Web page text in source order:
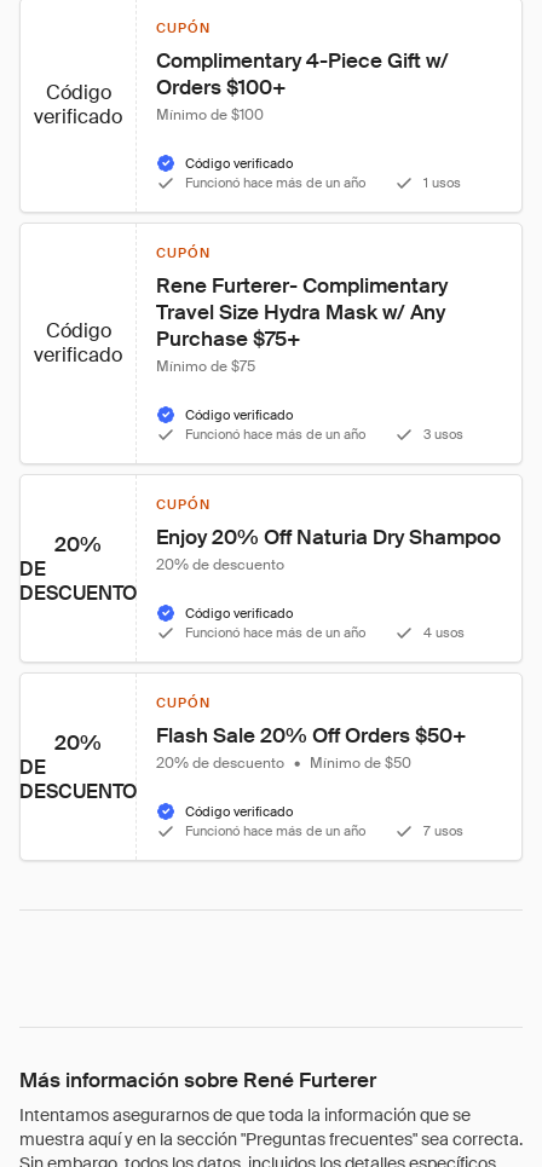
Código
verificado
CUPÓN
Complimentary 4-Piece Gift w/
Orders $100+
Mínimo de $100
Código verificado
Funcionó hace más de un año
1 usos
Código
verificado
CUPÓN
Rene Furterer- Complimentary
Travel Size Hydra Mask w/ Any
Purchase $75+
Mínimo de $75
Código verificado
Funcionó hace más de un año
3 usos
20%
DE
DESCUENTO
CUPÓN
Enjoy 20% Off Naturia Dry Shampoo
20% de descuento
Código verificado
Funcionó hace más de un año
4 usos
20%
DE
DESCUENTO
CUPÓN
Flash Sale 20% Off Orders $50+
20% de descuento • Mínimo de $50
Código verificado
Funcionó hace más de un año
7 usos
Más información sobre René Furterer
Intentamos asegurarnos de que toda la información que se
muestra aquí y en la sección "Preguntas frecuentes" sea correcta.